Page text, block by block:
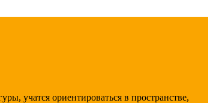
учатся ориентироваться в пространстве,